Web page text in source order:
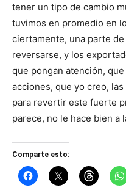
tener un tipo de cambio
tuvimos en promedio en
ciertamente, una parte
reversarse, y los
que pongan atención,
acciones, que yo creo,
para revertir este fuerte
parece, no le hace bien a
Comparte esto: